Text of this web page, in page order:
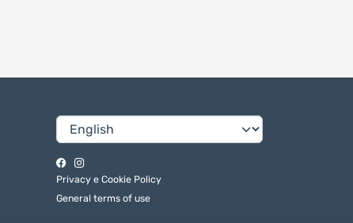
Privacy e Cookie Policy
General terms of use